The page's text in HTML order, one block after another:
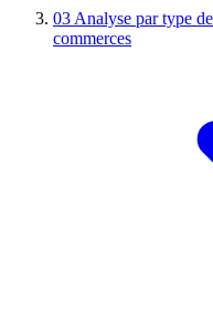
03 Analyse par type
commerces